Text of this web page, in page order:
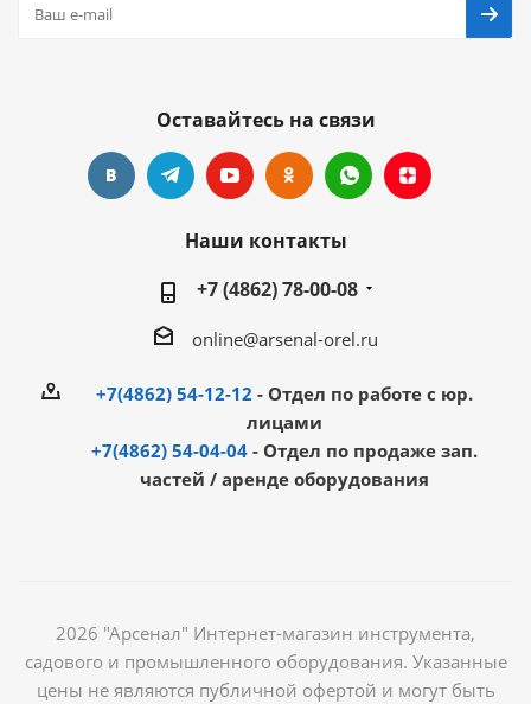
Оставайтесь на связи
Наши контакты
+7 (4862) 78-00-08
online@arsenal-orel.ru
+7(4862) 54-12-12 - Отдел по работе с юр.
лицами
+7(4862) 54-04-04 - Отдел по продаже зап.
частей / аренде оборудования
2026 "Арсенал" Интернет-магазин инструмента,
садового и промышленного оборудования. Указанные
цены не являются публичной офертой и могут быть